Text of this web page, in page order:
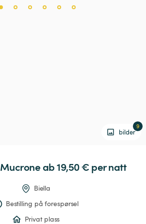
bilder
9
Mucrone ab 19,50 € per natt
Biella
Bestilling på forespørsel
Privat plass